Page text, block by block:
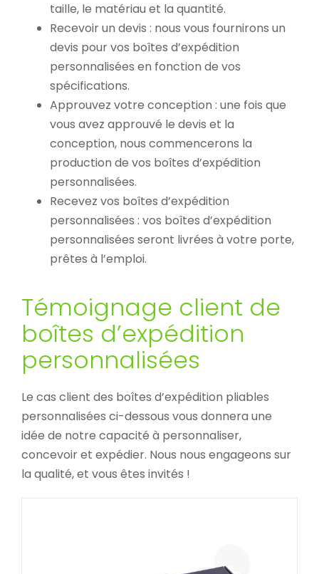
taille, le matériau et la quantité.
Recevoir un devis : nous vous fournirons un
devis pour vos boîtes d’expédition
personnalisées en fonction de vos
spécifications.
Approuvez votre conception : une fois que
vous avez approuvé le devis et la
conception, nous commencerons la
production de vos boîtes d’expédition
personnalisées.
Recevez vos boîtes d’expédition
personnalisées : vos boîtes d’expédition
personnalisées seront livrées à votre porte,
prêtes à l’emploi.
Témoignage client de
boîtes d’expédition
personnalisées
Le cas client des boîtes d’expédition pliables
personnalisées ci-dessous vous donnera une
idée de notre capacité à personnaliser,
concevoir et expédier. Nous nous engageons sur
la qualité, et vous êtes invités !
Boîte d’expédition en carton
Boîtes d'expédition personnalisées Coffrets Vin